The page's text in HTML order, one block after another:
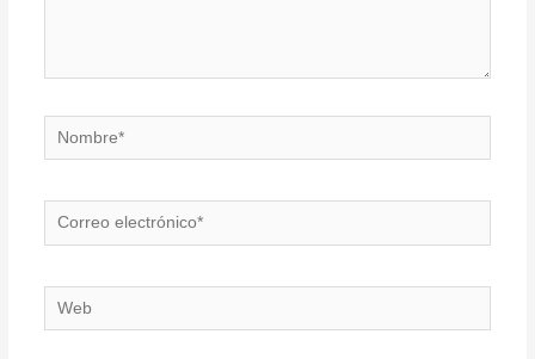
Nombre*
Correo
electrónico*
Web